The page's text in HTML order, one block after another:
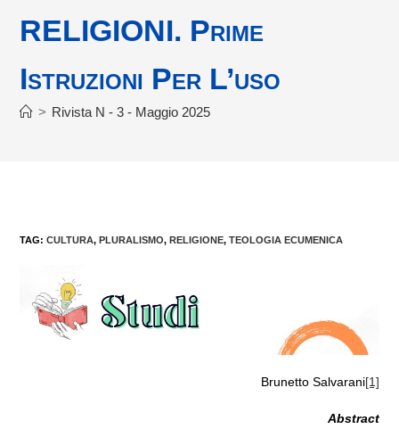
RELIGIONI. Prime
Istruzioni Per L’uso
> Rivista N - 3 - Maggio 2025
TAG:CULTURA, PLURALISMO, RELIGIONE, TEOLOGIA ECUMENICA
Brunetto Salvarani[1]
Abstract